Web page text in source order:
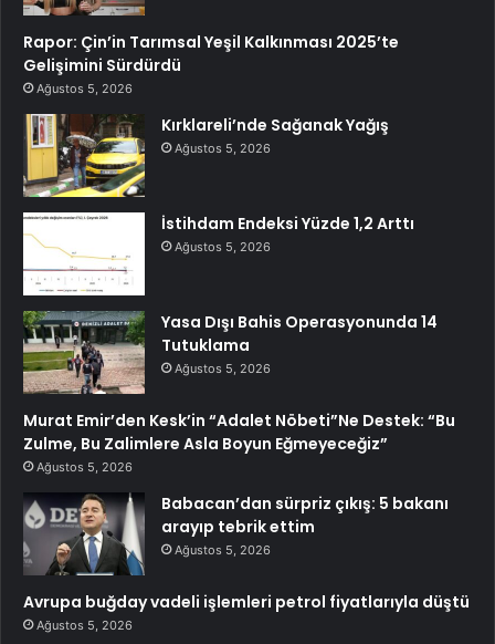
Rapor: Çin’in Tarımsal Yeşil Kalkınması 2025’te
Gelişimini Sürdürdü
Ağustos 5, 2026
Kırklareli’nde Sağanak Yağış
Ağustos 5, 2026
İstihdam Endeksi Yüzde 1,2 Arttı
Ağustos 5, 2026
Yasa Dışı Bahis Operasyonunda 14
Tutuklama
Ağustos 5, 2026
Murat Emir’den Kesk’in “Adalet Nöbeti”Ne Destek: “Bu
Zulme, Bu Zalimlere Asla Boyun Eğmeyeceğiz”
Ağustos 5, 2026
Babacan’dan sürpriz çıkış: 5 bakanı
arayıp tebrik ettim
Ağustos 5, 2026
Avrupa buğday vadeli işlemleri petrol fiyatlarıyla düştü
Ağustos 5, 2026